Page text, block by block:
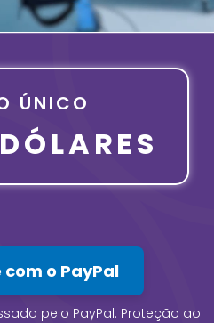
ÚNICO
o PayPal
pelo PayPal. Proteção ao